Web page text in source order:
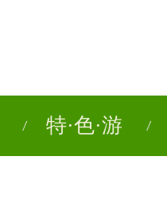
特·色·游